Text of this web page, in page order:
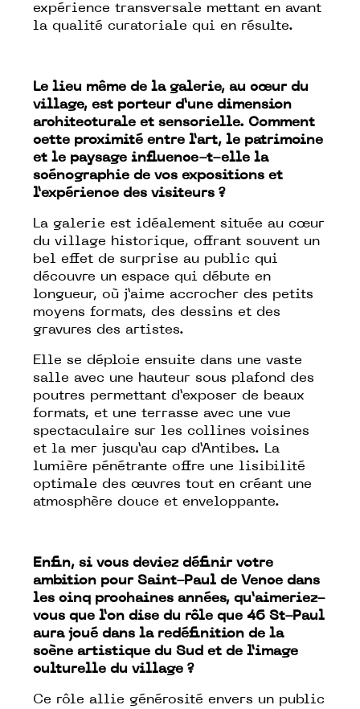
expérience transversale mettant en avant
la qualité curatoriale qui en résulte.
Le lieu même de la galerie, au cœur du
village, est porteur d’une dimension
architecturale et sensorielle. Comment
cette proximité entre l’art, le patrimoine
et le paysage influence-t-elle la
scénographie de vos expositions et
l’expérience des visiteurs ?
La galerie est idéalement située au cœur
du village historique, offrant souvent un
bel effet de surprise au public qui
découvre un espace qui débute en
longueur, où j’aime accrocher des petits
moyens formats, des dessins et des
gravures des artistes.
Elle se déploie ensuite dans une vaste
salle avec une hauteur sous plafond des
poutres permettant d’exposer de beaux
formats, et une terrasse avec une vue
spectaculaire sur les collines voisines
et la mer jusqu’au cap d’Antibes. La
lumière pénétrante offre une lisibilité
optimale des œuvres tout en créant une
atmosphère douce et enveloppante.
Enfin, si vous deviez définir votre
ambition pour Saint-Paul de Vence dans
les cinq prochaines années, qu’aimeriez-
vous que l’on dise du rôle que 46 St-Paul
aura joué dans la redéfinition de la
scène artistique du Sud et de l’image
culturelle du village ?
Ce rôle allie générosité envers un public